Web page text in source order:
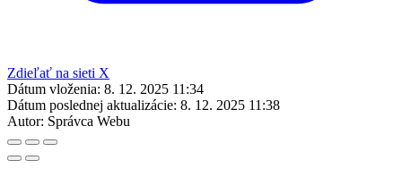
Zdieľať na sieti X
Dátum vloženia: 8. 12. 2025 11:34
Dátum poslednej aktualizácie: 8. 12. 2025 11:38
Autor: Správca Webu